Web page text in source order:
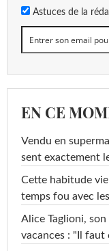
Astuces de la
EN CE
Vendu en
sent exactement
Cette habitude
temps fou avec
Alice Taglioni,
vacances : "Il faut